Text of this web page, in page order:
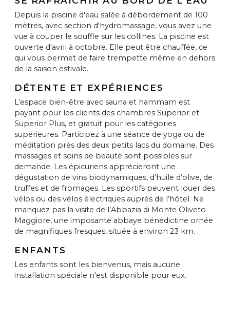
Depuis la piscine d'eau salée à débordement de 100
mètres, avec section d'hydromassage, vous avez une
vue à couper le souffle sur les collines. La piscine est
ouverte d'avril à octobre. Elle peut être chauffée, ce
qui vous permet de faire trempette même en dehors
de la saison estivale.
DÉTENTE ET EXPÉRIENCES
L’espace bien-être avec sauna et hammam est
payant pour les clients des chambres Superior et
Superior Plus, et gratuit pour les catégories
supérieures. Participez à une séance de yoga ou de
méditation près des deux petits lacs du domaine. Des
massages et soins de beauté sont possibles sur
demande. Les épicuriens apprécieront une
dégustation de vins biodynamiques, d’huile d’olive, de
truffes et de fromages. Les sportifs peuvent louer des
vélos ou des vélos électriques auprès de l’hôtel. Ne
manquez pas la visite de l’Abbazia di Monte Oliveto
Maggiore, une imposante abbaye bénédictine ornée
de magnifiques fresques, située à environ 23 km.
ENFANTS
Les enfants sont les bienvenus, mais aucune
installation spéciale n'est disponible pour eux.